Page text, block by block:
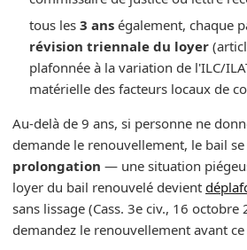
tous les 3 anségalement, chaque
révision triennale du loyer
plafonnée à la variation de l'ILC/
matérielle des facteurs locaux de
Au-delà de 9 ans, si personne ne
demande le renouvellement, le bail
prolongation — une situation
loyer du bail renouvelé devient
sans lissage (Cass. 3e civ., 16 octobre
demandez le renouvellement avant ce